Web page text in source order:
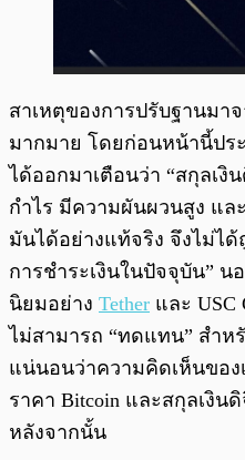
สาเหตุของการปรับฐานมา
มากมาย โดยก่อนหน้านี้ประ
ได้ออกมาเตือนว่า “สกุลเงิ
กำไร มีความผันผวนสูง แ
มันได้อย่างแท้จริง จึงไม่ไ
การชำระเงินในปัจจุบัน” น
นิยมอย่าง Tether และ USC
ไม่สามารถ “ทดแทน” สำห
แน่นอนว่าความคิดเห็นของ
ราคา Bitcoin และสกุลเงิ
หลังจากนั้น